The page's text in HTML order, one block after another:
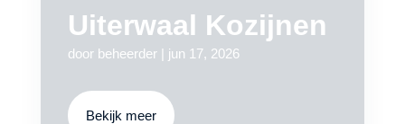
Uiterwaal Kozijnen
door beheerder| jun 17, 2026
Bekijk meer